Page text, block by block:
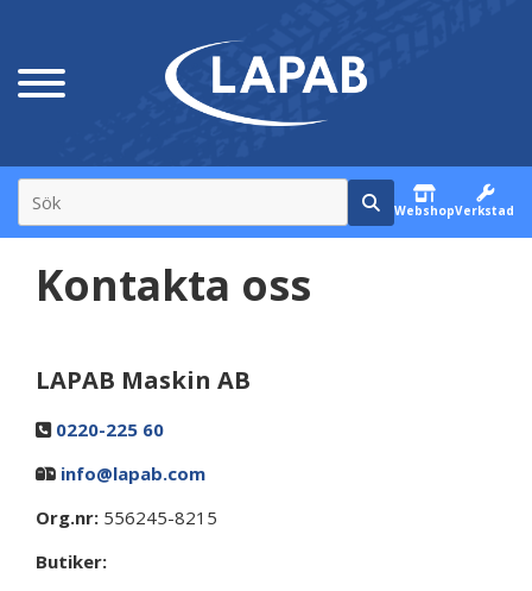
WebshopVerkstad
Kontakta oss
LAPAB Maskin AB
0220-225 60
info@lapab.com
Org.nr: 556245-8215
Butiker: